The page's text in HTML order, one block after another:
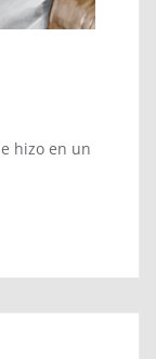
hizo en un